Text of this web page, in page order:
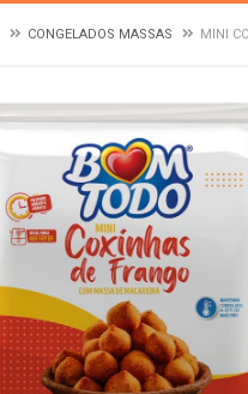
CONGELADOS MASSAS MINI